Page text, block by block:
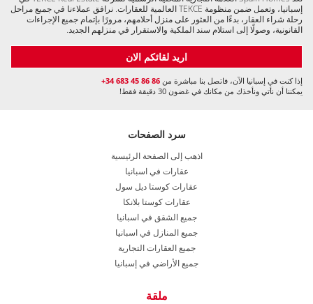
إسبانيا، وتعمل ضمن منظومة TEKCE العالمية للعقارات. نرافق عملاءنا في جميع مراحل
رحلة شراء العقار، بدءًا من العثور على منزل أحلامهم، مرورًا بإتمام جميع الإجراءات
القانونية، وصولًا إلى استلام سند الملكية والاستقرار في منزلهم الجديد.
اريد لقائكم الان
إذا كنت في إسبانيا الآن، فاتصل بنا مباشرة من +34 683 45 86 86
يمكننا أن نأتي ونأخذك من مكانك في غضون 30 دقيقة فقط!
سرد الصفحات
اذهب إلى الصفحة الرئيسية
عقارات في اسبانيا
عقارات كوستا ديل سول
عقارات كوستا بلانكا
جميع الشقق في اسبانيا
جميع المنازل في اسبانيا
جميع العقارات التجارية
جميع الأراضي في إسبانيا
ملقة